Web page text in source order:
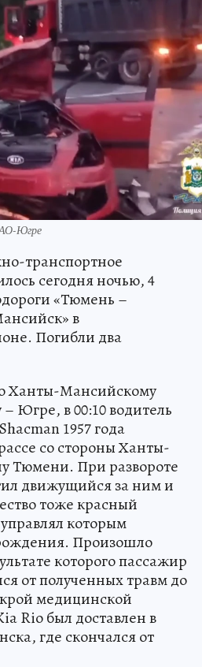
Югре
транспортное
сегодня ночью, 4
«Тюмень –
в
Погибли два
Мансийскому
Югре, в 00:10 водитель
1957 года
со стороны Ханты-
Тюмени. При развороте
движущийся за ним и
тоже красный
которым
Произошло
которого пассажир
от полученных травм до
медицинской
Rio был доставлен в
где скончался от